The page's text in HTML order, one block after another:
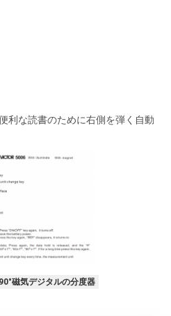
利な読書のために右側を弾く自動
90°磁気デジタルの分度器